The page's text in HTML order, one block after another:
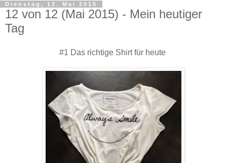
Dienstag, 12. Mai 2015
12 von 12 (Mai 2015) - Mein heutiger
Tag
#1 Das richtige Shirt für heute